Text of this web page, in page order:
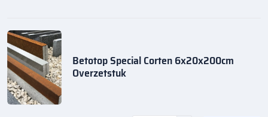
Betotop Special Corten 6x20x200cm
Overzetstuk